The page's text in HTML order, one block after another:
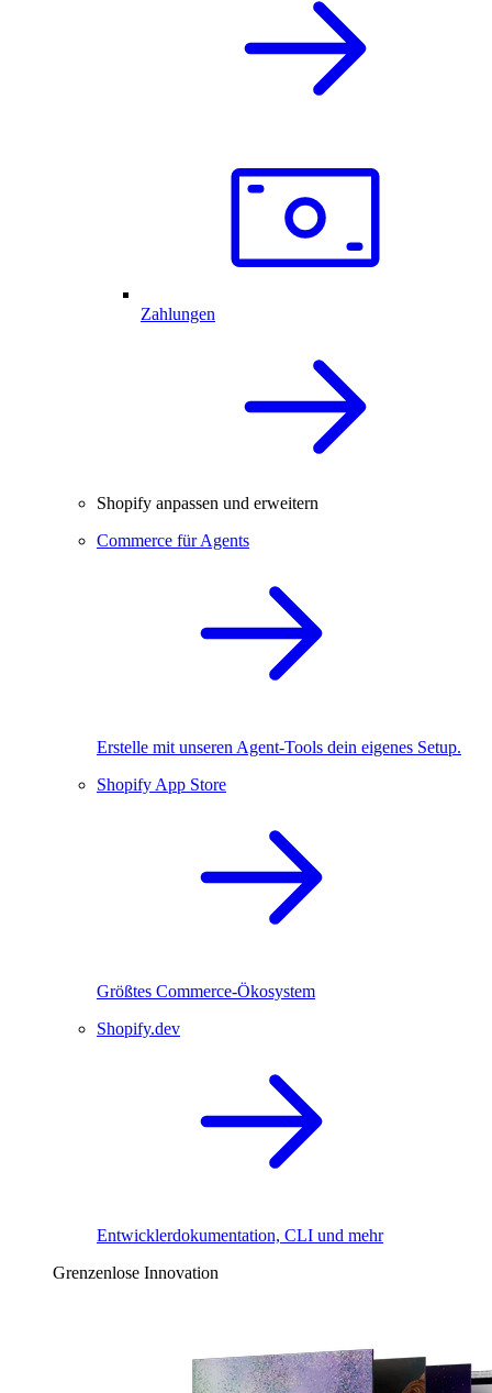
Zahlungen
Shopify anpassen und erweitern
Commerce für Agents
Erstelle mit unseren Agent-Tools dein eigenes Setup.
Shopify App Store
Größtes Commerce-Ökosystem
Shopify.dev
Entwicklerdokumentation, CLI und mehr
Grenzenlose Innovation